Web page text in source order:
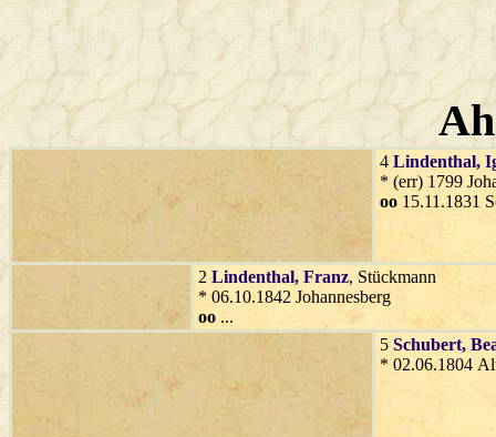
4 Lindenthal,
* (err) 1799
oo 15.11.1831
2 Lindenthal, Franz, Stückmann
* 06.10.1842 Johannesberg
oo ...
5 Schubert,
* 02.06.1804